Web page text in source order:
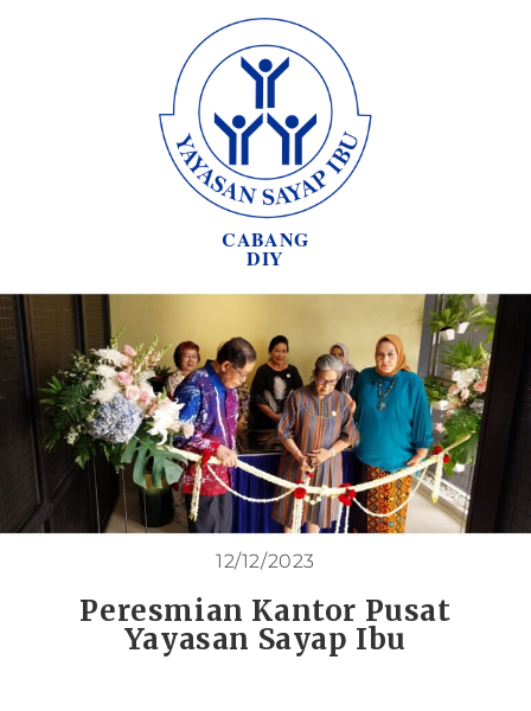
CABANG
DIY
12/12/2023
Peresmian Kantor Pusat
Yayasan Sayap Ibu